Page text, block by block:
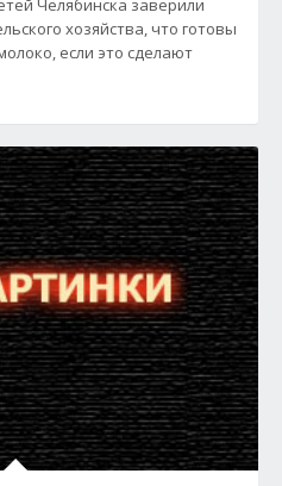
Челябинска заверили
хозяйства, что готовы
если это сделают